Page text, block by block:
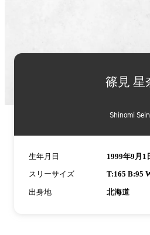
篠見 星
Shinomi
生年月日 1999年9月1
スリーサイズ T:165 B:95
出身地 北海道